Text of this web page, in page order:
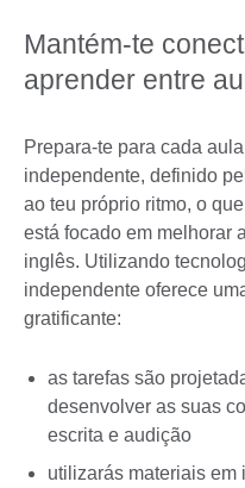
Mantém-te
aprender entre
Prepara-te para cada
independente, definido
ao teu próprio ritmo, o
está focado em melhorar
inglês. Utilizando
independente oferece
gratificante:
as tarefas são
desenvolver as suas
escrita e audição
utilizarás materiais em